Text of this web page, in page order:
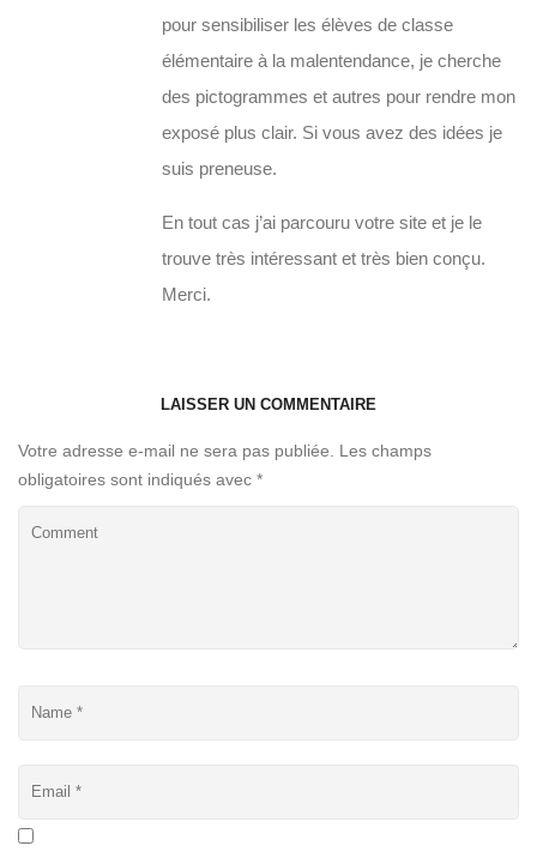
pour sensibiliser les élèves de classe
élémentaire à la malentendance, je cherche
des pictogrammes et autres pour rendre mon
exposé plus clair. Si vous avez des idées je
suis preneuse.
En tout cas j’ai parcouru votre site et je le
trouve très intéressant et très bien conçu.
Merci.
LAISSER UN COMMENTAIRE
Votre adresse e-mail ne sera pas publiée.
Les champs
obligatoires sont indiqués avec *